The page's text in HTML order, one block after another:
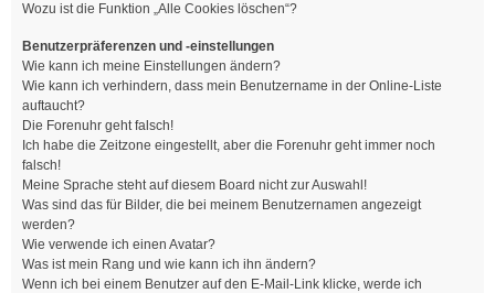
Wozu ist die Funktion „Alle Cookies löschen“?
Benutzerpräferenzen und -einstellungen
Wie kann ich meine Einstellungen ändern?
Wie kann ich verhindern, dass mein Benutzername in der Online-Liste
auftaucht?
Die Forenuhr geht falsch!
Ich habe die Zeitzone eingestellt, aber die Forenuhr geht immer noch
falsch!
Meine Sprache steht auf diesem Board nicht zur Auswahl!
Was sind das für Bilder, die bei meinem Benutzernamen angezeigt
werden?
Wie verwende ich einen Avatar?
Was ist mein Rang und wie kann ich ihn ändern?
Wenn ich bei einem Benutzer auf den E-Mail-Link klicke, werde ich